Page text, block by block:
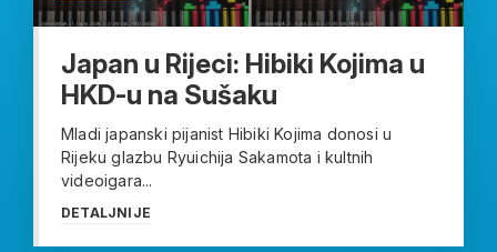
Japan u Rijeci: Hibiki Kojima u
HKD-u na Sušaku
Mladi japanski pijanist Hibiki Kojima donosi u
Rijeku glazbu Ryuichija Sakamota i kultnih
videoigara...
DETALJNIJE